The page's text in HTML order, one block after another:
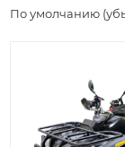
По умолчанию